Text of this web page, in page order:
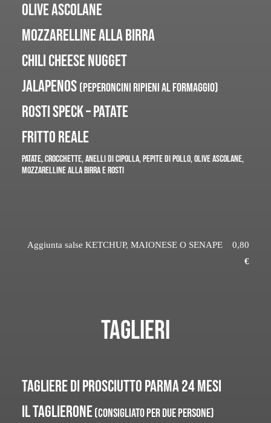
OLIVE ASCOLANE
MOZZARELLINE ALLA BIRRA
CHILI CHEESE NUGGET
JALAPENOS (PEPERONCINI RIPIENI AL FORMAGGIO)
ROSTI SPECK – PATATE
FRITTO REALE
PATATE, CROCCHETTE, ANELLI DI CIPOLLA, PEPITE DI POLLO, OLIVE ASCOLANE,
MOZZARELLINE ALLA BIRRA E ROSTI
Aggiunta salse KETCHUP, MAIONESE O SENAPE 0,80
€
TAGLIERI
TAGLIERE DI PROSCIUTTO PARMA 24 MESI
IL TAGLIERONE(CONSIGLIATO PER DUE PERSONE)